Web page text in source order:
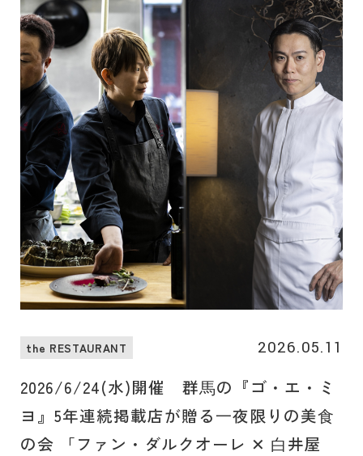
グラムのひとつとして共に前橋のまちなかを彩ります。
the RESTAURANT 2026.05.11
2026/6/24(水)開催 群⾺の『ゴ・エ・ミ
ヨ』5年連続掲載店が贈る⼀夜限りの美⾷
の会 「ファン・ダルクオーレ ✕ ⽩井屋